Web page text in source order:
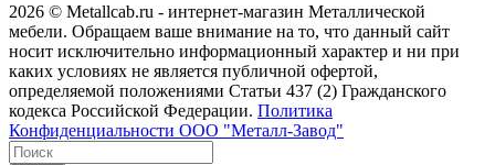
2026 © Metallcab.ru - интернет-магазин Металлической
мебели. Обращаем ваше внимание на то, что данный сайт
носит исключительно информационный характер и ни при
каких условиях не является публичной офертой,
определяемой положениями Статьи 437 (2) Гражданского
кодекса Российской Федерации. Политика
Конфиденциальности ООО "Металл-Завод"